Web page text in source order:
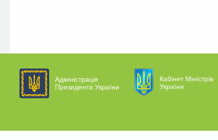
Адміністрація
Президента України
Кабінет Міністрів
України